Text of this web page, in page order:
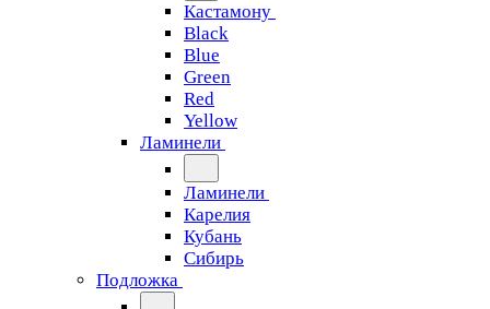
Кастамону
Black
Blue
Green
Red
Yellow
Ламинели
Ламинели
Карелия
Кубань
Сибирь
Подложка